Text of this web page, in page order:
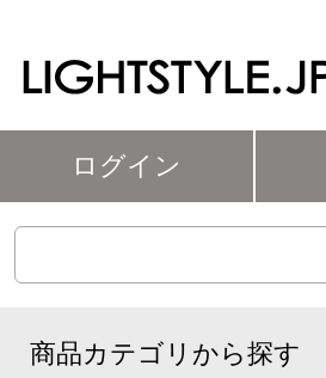
ログイン
商品カテゴリから探す